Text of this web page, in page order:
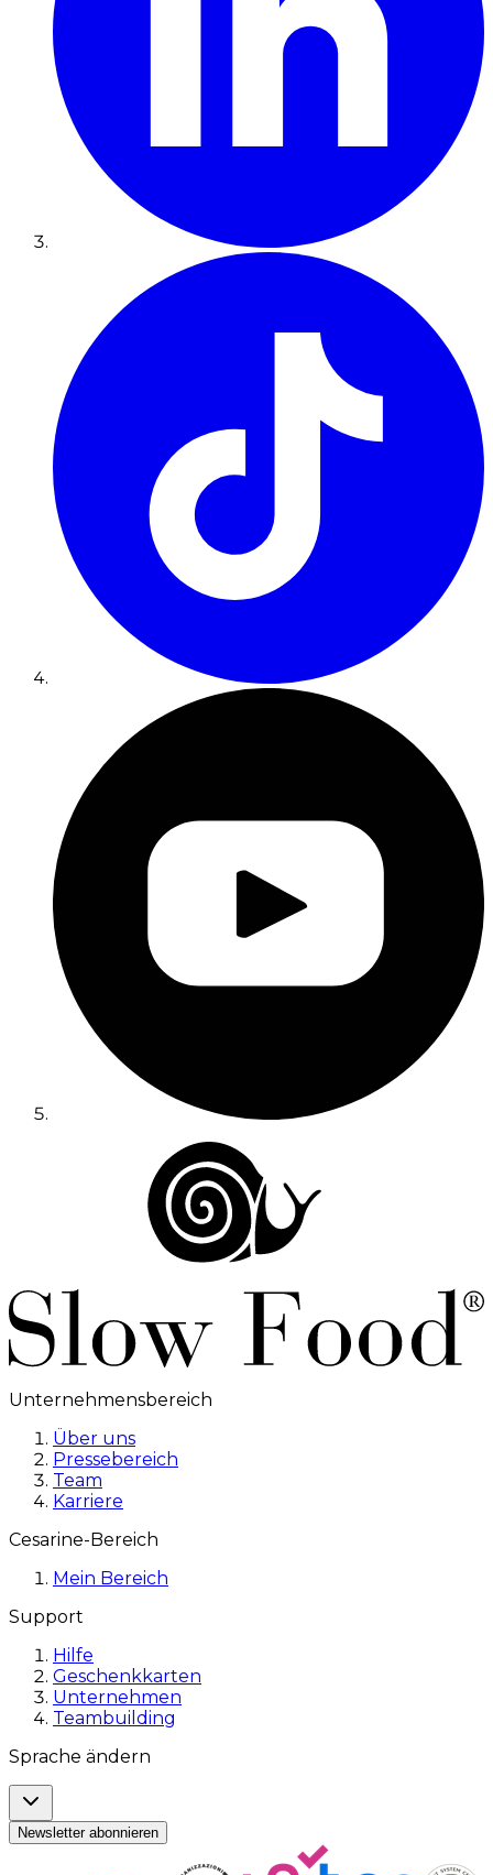
Unternehmensbereich
Über uns
Pressebereich
Team
Karriere
Cesarine-Bereich
Mein Bereich
Support
Hilfe
Geschenkkarten
Unternehmen
Teambuilding
Sprache ändern
Newsletter abonnieren